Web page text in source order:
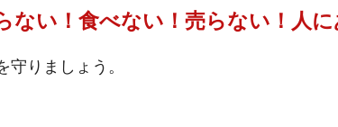
ない！食べない！売らない！人に
守りましょう。